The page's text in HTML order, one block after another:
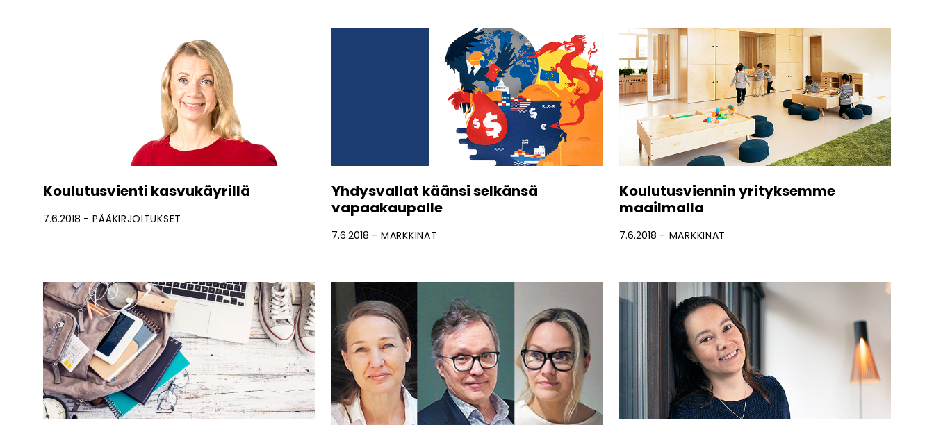
Koulutusvienti kasvukäyrillä
7.6.2018 PÄÄKIRJOITUKSET
Yhdysvallat käänsi selkänsä
vapaakaupalle
7.6.2018 MARKKINAT
Koulutusviennin yrityksemme
maailmalla
7.6.2018 MARKKINAT